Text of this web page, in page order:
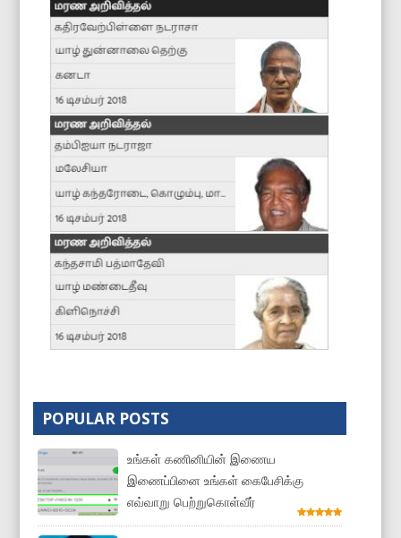
POPULAR POSTS
உங்கள் கணினியின் இணைய
இணைப்பினை உங்கள் கைபேசிக்கு
எவ்வாறு பெற்றுகொள்வீர்